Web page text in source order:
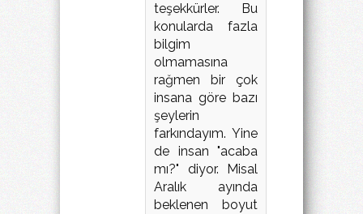
teşekkürler. Bu
konularda fazla
bilgim
olmamasına
rağmen bir çok
insana göre bazı
şeylerin
farkındayım. Yine
de insan "acaba
mı?" diyor. Misal
Aralık ayında
beklenen boyut